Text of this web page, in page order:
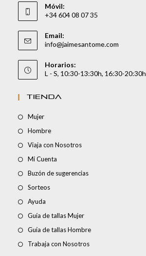
Móvil:
+34 604 08 07 35
Email:
info@jaimesantome.com
Horarios:
L - S, 10:30-13:30h, 16:30-20:30h
TIENDA
Mujer
Hombre
Viaja con Nosotros
Mi Cuenta
Buzón de sugerencias
Sorteos
Ayuda
Guía de tallas Mujer
Guía de tallas Hombre
Trabaja con Nosotros